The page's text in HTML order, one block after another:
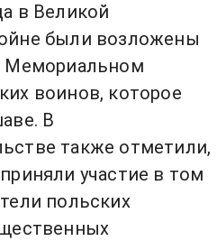
в Великой
были возложены
Мемориальном
воинов, которое
В
также отметили,
участие в том
польских